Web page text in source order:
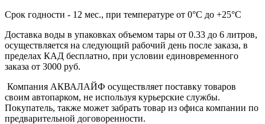
Срок годности - 12 мес., при температуре от 0°C до +25°C
Доставка воды в упаковках объемом тары от 0.33 до 6 литров,
осуществляется на следующий рабочий день после заказа, в
пределах КАД бесплатно, при условии единовременного
заказа от 3000 руб.
Компания АКВАЛАЙФ осуществляет поставку товаров
своим автопарком, не используя курьерские службы.
Покупатель, также может забрать товар из офиса компании по
предварительной договоренности.